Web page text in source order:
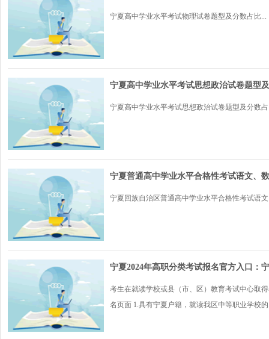
宁夏高中学业水平考试物理试卷题型及分数占比...
宁夏高中学业水平考试思想政治试卷题型
宁夏高中学业水平考试思想政治试卷题型及分数
宁夏普通高中学业水平合格性考试语文、
宁夏回族自治区普通高中学业水平合格性考试语
宁夏2024年高职分类考试报名官方入口：
考生在就读学校或县（市、区）教育考试中心取
名页面 1.具有宁夏户籍，就读我区中等职业学校